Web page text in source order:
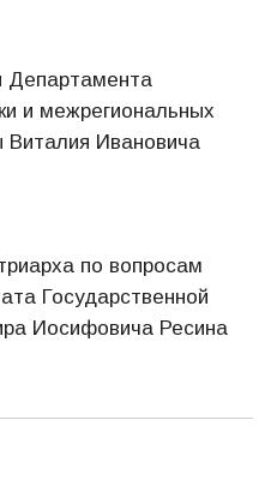
Департамента
и межрегиональных
Виталия Ивановича
по вопросам
Государственной
Иосифовича Ресина